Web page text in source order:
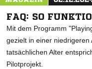
FAQ: SO
Mit dem Programm
gezielt in einer niedrigeren
tatsächlichen Alter
Pilotprojekt.